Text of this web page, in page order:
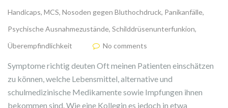
Handicaps, MCS, Nosoden gegen Bluthochdruck, Panikanfälle,
Psychische Ausnahmezustände, Schilddrüsenunterfunkion,
Überempfindlichkeit
No comments
Symptome richtig deuten Oft meinen Patienten einschätzen
zu können, welche Lebensmittel, alternative und
schulmedizinische Medikamente sowie Impfungen ihnen
bekommen sind. Wie eine Kollegin es jedoch in etwa